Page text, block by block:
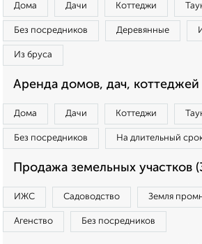
Дома Дачи Коттеджи
Без посредников Деревянные
Из бруса
Аренда домов, дач, коттеджей
Дома Дачи Коттеджи
Без посредников На длительный
Продажа земельных участков
ИЖС Садоводство Земля
Агенство Без посредников